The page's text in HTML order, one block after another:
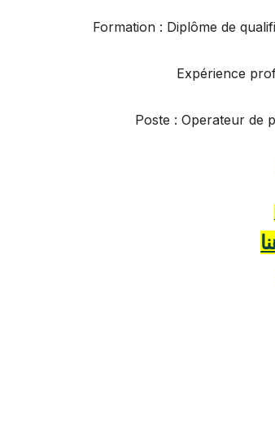
Formation : Diplôme de
Expérience
Poste : Operateur de